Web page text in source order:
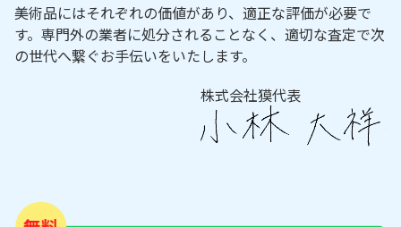
美術品にはそれぞれの価値があり、適正な評価が必要で
す。専門外の業者に処分されることなく、適切な査定で次
の世代へ繋ぐお手伝いをいたします。
株式会社獏代表